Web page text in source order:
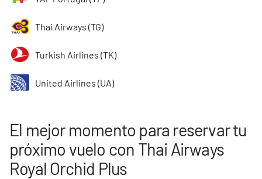
Thai Airways (TG)
Turkish Airlines (TK)
United Airlines (UA)
El mejor momento para reservar tu
próximo vuelo con Thai Airways
Royal Orchid Plus